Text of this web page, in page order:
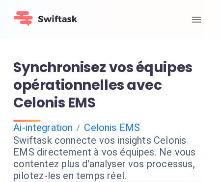
Synchronisez vos équipes
opérationnelles avec
Celonis EMS
Ai-integration / Celonis EMS
Swiftask connecte vos insights Celonis
EMS directement à vos équipes. Ne vous
contentez plus d'analyser vos processus,
pilotez-les en temps réel.